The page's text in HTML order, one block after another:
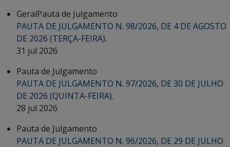
GeralPauta de Julgamento
PAUTA DE JULGAMENTO N. 98/2026, DE 4 DE AGOSTO
DE 2026 (TERÇA-FEIRA).
31 jul 2026
Pauta de Julgamento
PAUTA DE JULGAMENTO N. 97/2026, DE 30 DE JULHO
DE 2026 (QUINTA-FEIRA).
28 jul 2026
Pauta de Julgamento
PAUTA DE JULGAMENTO N. 96/2026, DE 29 DE JULHO